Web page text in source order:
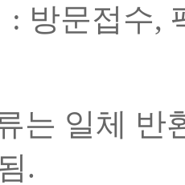
: 방문접수,
는 일체 반
.